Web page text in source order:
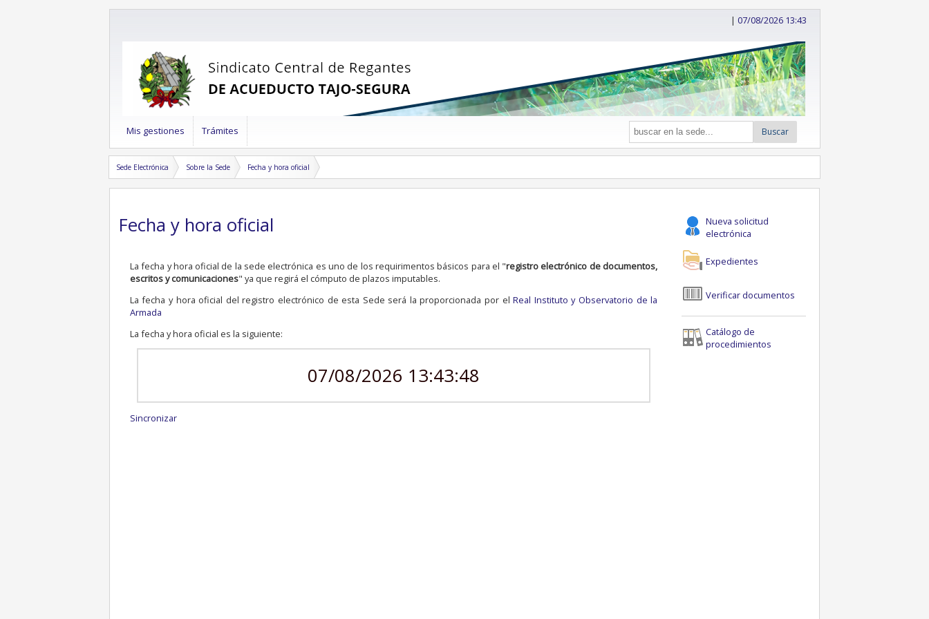
| 07/08/2026 13:43
Mis gestiones Trámites Buscar
Sede Electrónica Sobre la Sede Fecha y hora oficial
Fecha y hora oficial
La fecha y hora oficial de la sede electrónica es uno de los requirimentos básicos para el "registro electrónico de documentos,
escritos y comunicaciones" ya que regirá el cómputo de plazos imputables.
La fecha y hora oficial del registro electrónico de esta Sede será la proporcionada por elReal Instituto y Observatorio de la
Armada
La fecha y hora oficial es la siguiente:
07/08/2026 13:43:48
Sincronizar
Nueva solicitud
electrónica
Expedientes
Verificar documentos
Catálogo de
procedimientos